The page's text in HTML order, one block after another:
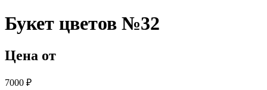
Букет цветов №32
Цена от
7000 ₽